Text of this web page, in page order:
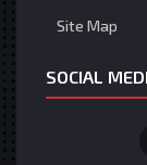
Site Map
SOCIAL